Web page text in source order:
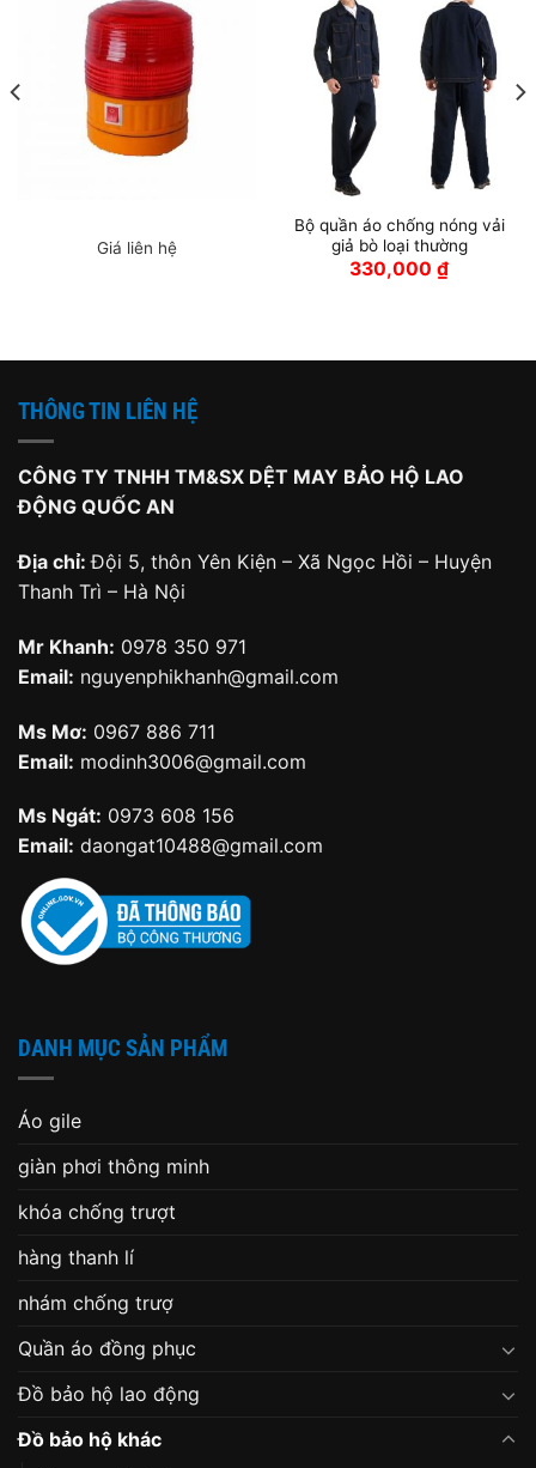
Giá liên hệ
Bộ quần áo chống nóng vải
giả bò loại thường
330,000 ₫
THÔNG TIN LIÊN HỆ
CÔNG TY TNHH TM&SX DỆT MAY BẢO HỘ LAO
ĐỘNG QUỐC AN
Địa chỉ:Đội 5, thôn Yên Kiện – Xã Ngọc Hồi – Huyện
Thanh Trì – Hà Nội
Mr Khanh: 0978 350 971
Email: nguyenphikhanh@gmail.com
Ms Mơ: 0967 886 711
Email: modinh3006@gmail.com
Ms Ngát: 0973 608 156
Email: daongat10488@gmail.com
DANH MỤC SẢN PHẨM
Áo gile
giàn phơi thông minh
khóa chống trượt
hàng thanh lí
nhám chống trượ
Quần áo đồng phục
Đồ bảo hộ lao động
Đồ bảo hộ khác